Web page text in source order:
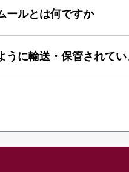
ールとは何ですか
うに輸送・保管されて